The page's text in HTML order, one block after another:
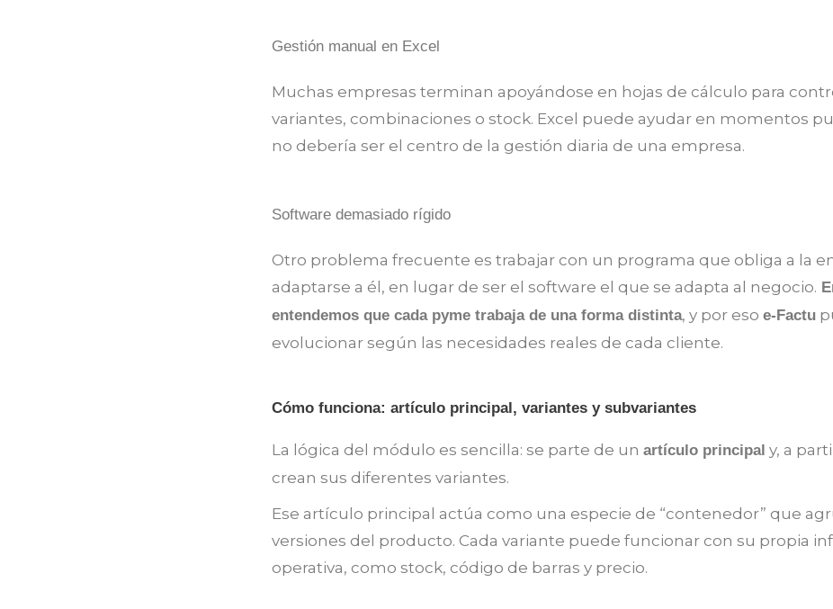
Gestión manual en Excel
Muchas empresas terminan apoyándose en hojas de cálculo para
variantes, combinaciones o stock. Excel puede ayudar en momentos
no debería ser el centro de la gestión diaria de una empresa.
Software demasiado rígido
Otro problema frecuente es trabajar con un programa que obliga a la
adaptarse a él, en lugar de ser el software el que se adapta al negocio.
entendemos que cada pyme trabaja de una forma distinta, y por eso e-Factu
evolucionar según las necesidades reales de cada cliente.
Cómo funciona: artículo principal, variantes y subvariantes
La lógica del módulo es sencilla: se parte de un artículo principal y, a
crean sus diferentes variantes.
Ese artículo principal actúa como una especie de “contenedor” que
versiones del producto. Cada variante puede funcionar con su propia
operativa, como stock, código de barras y precio.